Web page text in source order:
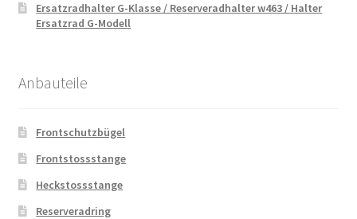
Ersatzradhalter G-Klasse / Reserveradhalter w463 / Halter
Ersatzrad G-Modell
Anbauteile
Frontschutzbügel
Frontstossstange
Heckstossstange
Reserveradring